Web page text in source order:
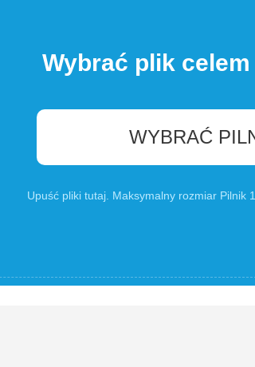
Wybrać plik
WYBRAĆ
Upuść pliki tutaj. Maksymalny rozmiar Pilnik